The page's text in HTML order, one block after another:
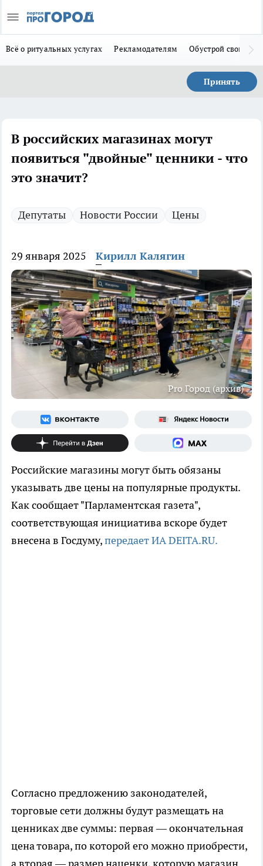
Всё о ритуальных услугах Рекламодателям Обустрой свой дом
Принять
В российских магазинах могут
появиться "двойные" ценники - что
это значит?
Депутаты Новости России Цены
29 января 2025 Кирилл Калягин
Pro Город (архив)
Российские магазины могут быть обязаны
указывать две цены на популярные продукты.
Как сообщает "Парламентская газета",
соответствующая инициатива вскоре будет
внесена в Госдуму,передает ИА DEITA.RU.
Согласно предложению законодателей,
торговые сети должны будут размещать на
ценниках две суммы: первая — окончательная
цена товара, по которой его можно приобрести,
а вторая — размер наценки, которую магазин